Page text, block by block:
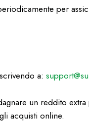
per
a:
un reddito
acquisti online.